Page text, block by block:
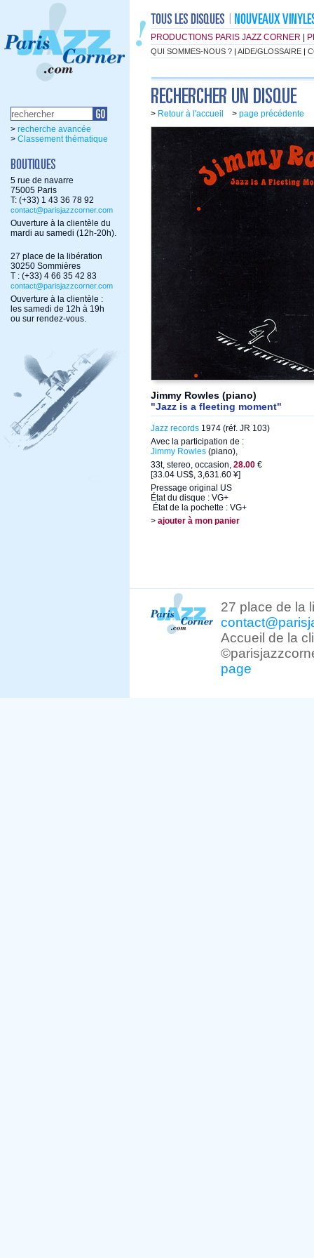
PRODUCTIONS PARIS JAZZ CORNER
QUI SOMMES-NOUS ? | AIDE/GLOSSAIRE |
> recherche avancée
> Classement thématique
5 rue de navarre
75005 Paris
T: (+33) 1 43 36 78 92
contact@parisjazzcorner.com
Ouverture à la clientèle du
mardi au samedi (12h-20h).
27 place de la libération
30250 Sommières
T : (+33) 4 66 35 42 83
contact@parisjazzcorner.com
Ouverture à la clientèle :
les samedi de 12h à 19h
ou sur rendez-vous.
> Retour à l'accueil > page précédente
Jimmy Rowles (piano)
"Jazz is a fleeting moment"
Jazz records 1974 (réf. JR 103)
Avec la participation de :
Jimmy Rowles (piano),
33t, stereo, occasion, 28.00 €
[33.04 US$, 3,631.60 ¥]
Pressage original US
État du disque : VG+
État de la pochette : VG+
> ajouter à mon panier
27 place de la
Accueil de la
page